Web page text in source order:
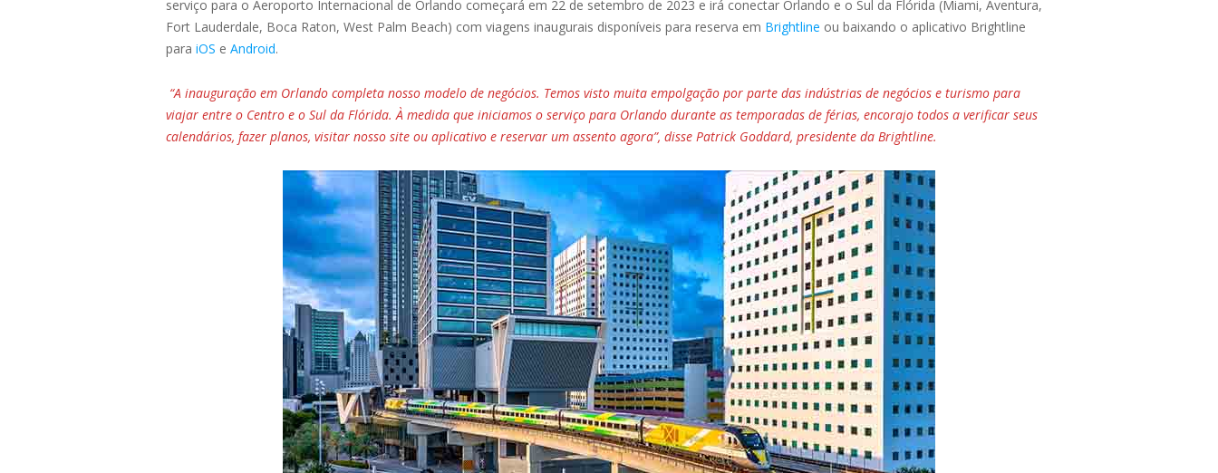
serviço para o Aeroporto Internacional de Orlando começará em 22 de setembro de 2023 e irá conectar Orlando e o Sul da Flórida (Miami, Aventura,
Fort Lauderdale, Boca Raton, West Palm Beach) com viagens inaugurais disponíveis para reserva em Brightline ou baixando o aplicativo Brightline
para iOS e Android.
“A inauguração em Orlando completa nosso modelo de negócios. Temos visto muita empolgação por parte das indústrias de negócios e turismo para
viajar entre o Centro e o Sul da Flórida. À medida que iniciamos o serviço para Orlando durante as temporadas de férias, encorajo todos a verificar seus
calendários, fazer planos, visitar nosso site ou aplicativo e reservar um assento agora”, disse Patrick Goddard, presidente da Brightline.